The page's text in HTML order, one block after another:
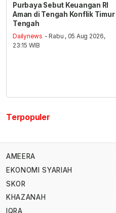
Purbaya Sebut Keuangan RI
Aman di Tengah Konflik Timur
Tengah
Dailynews - Rabu , 05 Aug 2026,
23:15 WIB
Terpopuler
AMEERA
EKONOMI SYARIAH
SKOR
KHAZANAH
IQRA